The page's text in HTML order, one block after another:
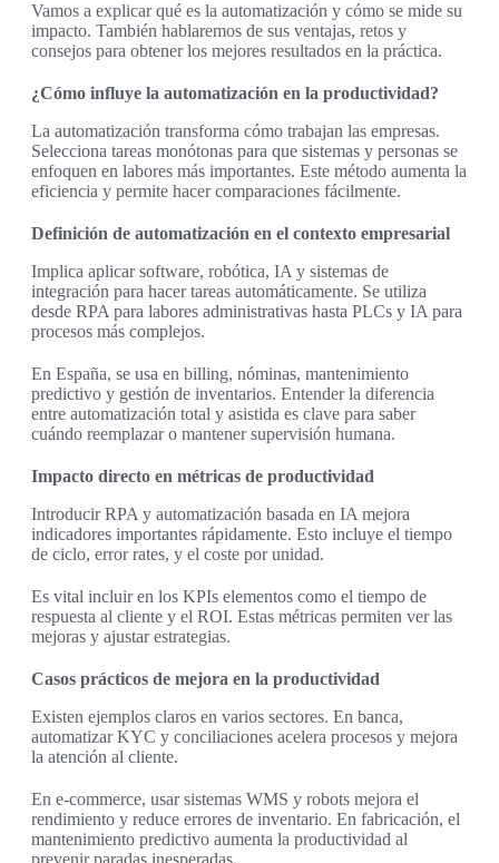
Vamos a explicar qué es la automatización y cómo se mide su
impacto. También hablaremos de sus ventajas, retos y
consejos para obtener los mejores resultados en la práctica.
¿Cómo influye la automatización en la productividad?
La automatización transforma cómo trabajan las empresas.
Selecciona tareas monótonas para que sistemas y personas se
enfoquen en labores más importantes. Este método aumenta la
eficiencia y permite hacer comparaciones fácilmente.
Definición de automatización en el contexto empresarial
Implica aplicar software, robótica, IA y sistemas de
integración para hacer tareas automáticamente. Se utiliza
desde RPA para labores administrativas hasta PLCs y IA para
procesos más complejos.
En España, se usa en billing, nóminas, mantenimiento
predictivo y gestión de inventarios. Entender la diferencia
entre automatización total y asistida es clave para saber
cuándo reemplazar o mantener supervisión humana.
Impacto directo en métricas de productividad
Introducir RPA y automatización basada en IA mejora
indicadores importantes rápidamente. Esto incluye el tiempo
de ciclo, error rates, y el coste por unidad.
Es vital incluir en los KPIs elementos como el tiempo de
respuesta al cliente y el ROI. Estas métricas permiten ver las
mejoras y ajustar estrategias.
Casos prácticos de mejora en la productividad
Existen ejemplos claros en varios sectores. En banca,
automatizar KYC y conciliaciones acelera procesos y mejora
la atención al cliente.
En e-commerce, usar sistemas WMS y robots mejora el
rendimiento y reduce errores de inventario. En fabricación, el
mantenimiento predictivo aumenta la productividad al